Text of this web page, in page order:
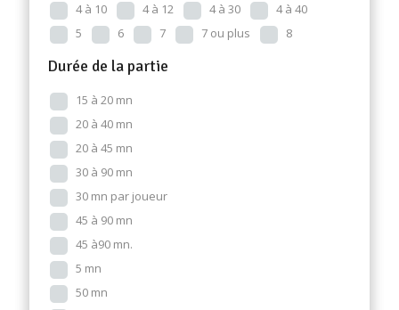
4 à 10
4 à 12 4 à 30
4 à 40
5
6 7 7 ou plus 8
Durée de la partie
15 à 20 mn
20 à 40 mn
20 à 45 mn
30 à 90 mn
30 mn par joueur
45 à 90 mn
45 à90 mn.
5 mn
50 mn